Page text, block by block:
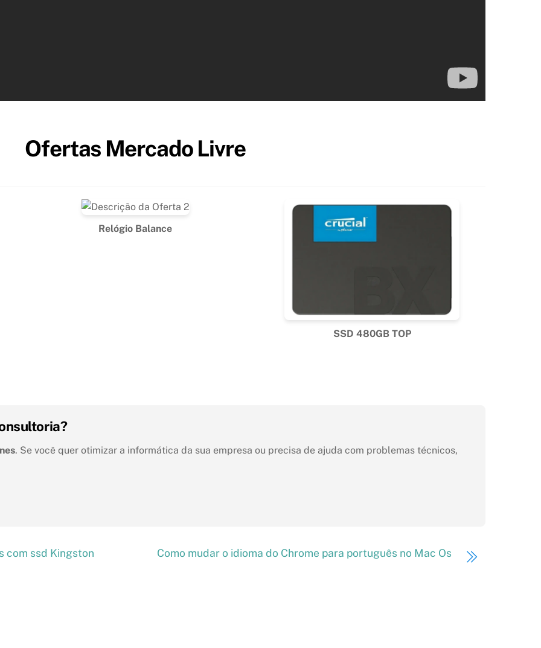
Ofertas Mercado Livre
Relógio Balance
SSD 480GB TOP
. Se você quer otimizar a informática da sua empresa ou precisa de ajuda com problemas técnicos,
com ssd Kingston Como mudar o idioma do Chrome para português no Mac Os